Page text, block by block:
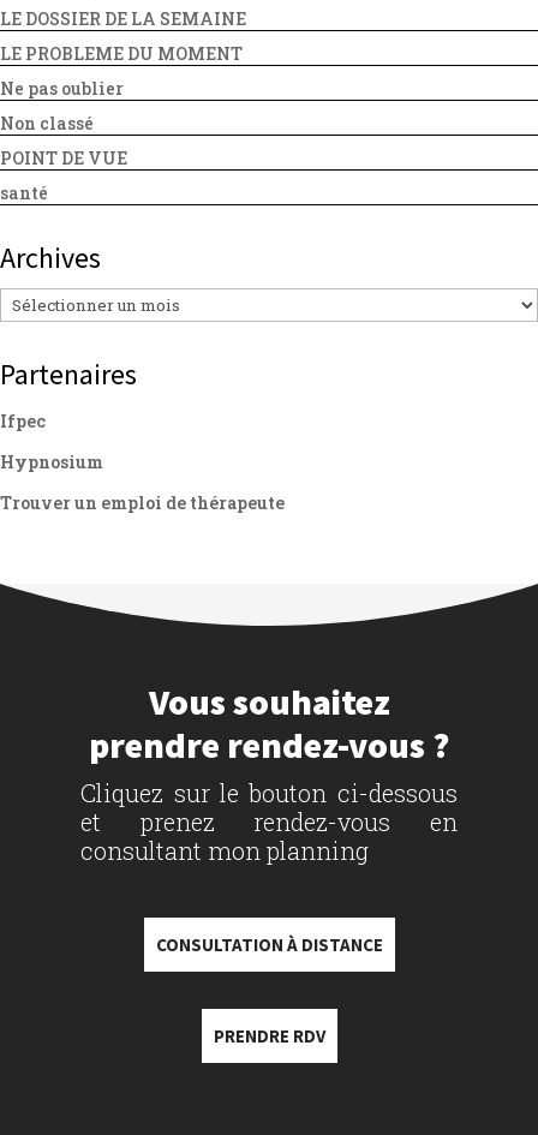
LE DOSSIER DE LA SEMAINE
LE PROBLEME DU MOMENT
Ne pas oublier
Non classé
POINT DE VUE
santé
Archives
Archives
Partenaires
Ifpec
Hypnosium
Trouver un emploi de thérapeute
Vous souhaitez
prendre rendez-vous ?
Cliquez sur le bouton ci-dessous
et prenez rendez-vous en
consultant mon planning
CONSULTATION À DISTANCE
PRENDRE RDV